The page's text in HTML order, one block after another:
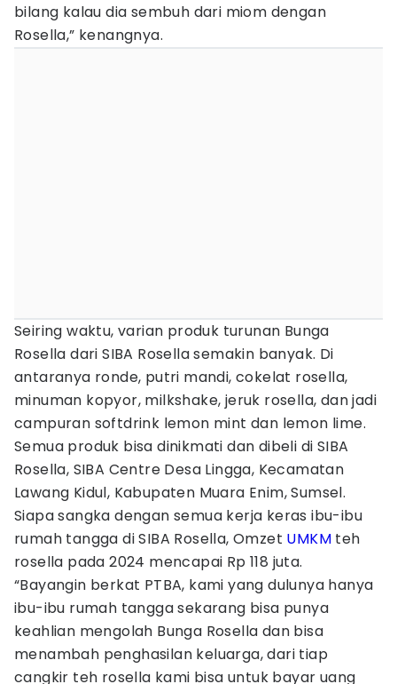
bilang kalau dia sembuh dari miom dengan
Rosella,” kenangnya.
Seiring waktu, varian produk turunan Bunga
Rosella dari SIBA Rosella semakin banyak. Di
antaranya ronde, putri mandi, cokelat rosella,
minuman kopyor, milkshake, jeruk rosella, dan jadi
campuran softdrink lemon mint dan lemon lime.
Semua produk bisa dinikmati dan dibeli di SIBA
Rosella, SIBA Centre Desa Lingga, Kecamatan
Lawang Kidul, Kabupaten Muara Enim, Sumsel.
Siapa sangka dengan semua kerja keras ibu-ibu
rumah tangga di SIBA Rosella, Omzet UMKM teh
rosella pada 2024 mencapai Rp 118 juta.
“Bayangin berkat PTBA, kami yang dulunya hanya
ibu-ibu rumah tangga sekarang bisa punya
keahlian mengolah Bunga Rosella dan bisa
menambah penghasilan keluarga, dari tiap
cangkir teh rosella kami bisa untuk bayar uang